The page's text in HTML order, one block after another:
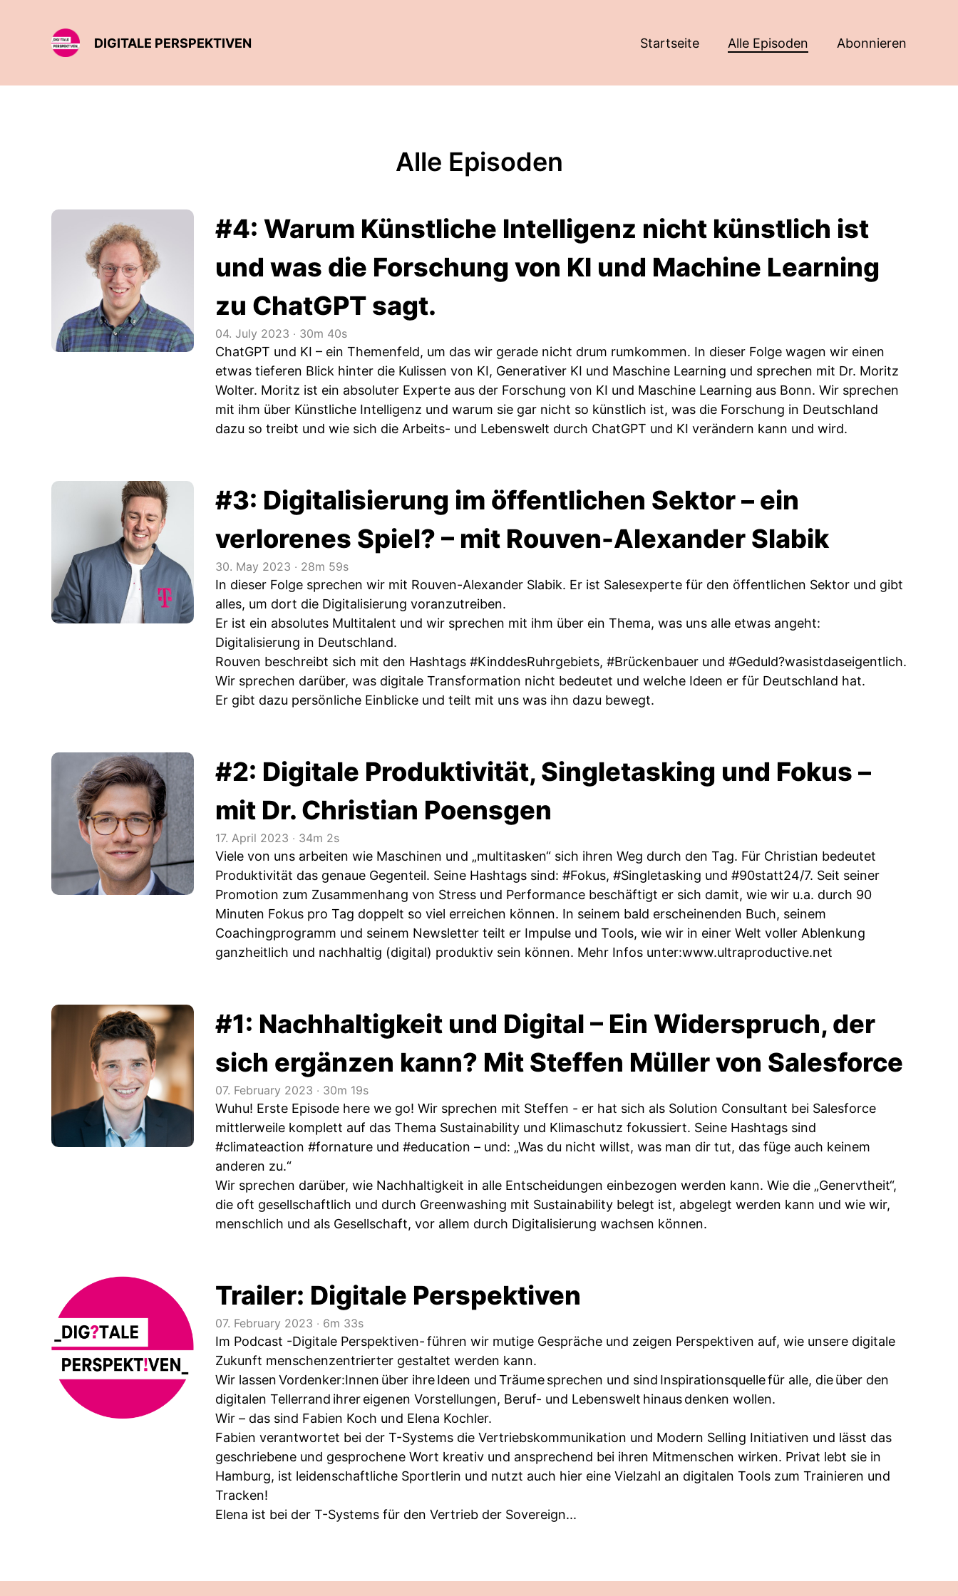
DIGITALE PERSPEKTIVEN Startseite Alle Episoden Abonnieren
Alle Episoden
#4: Warum Künstliche Intelligenz nicht künstlich ist
und was die Forschung von KI und Machine Learning
zu ChatGPT sagt.
04. July 2023 ‧ 30m 40s
ChatGPT und KI – ein Themenfeld, um das wir gerade nicht drum rumkommen. In dieser Folge wagen wir einen
etwas tieferen Blick hinter die Kulissen von KI, Generativer KI und Maschine Learning und sprechen mit Dr. Moritz
Wolter. Moritz ist ein absoluter Experte aus der Forschung von KI und Maschine Learning aus Bonn. Wir sprechen
mit ihm über Künstliche Intelligenz und warum sie gar nicht so künstlich ist, was die Forschung in Deutschland
dazu so treibt und wie sich die Arbeits- und Lebenswelt durch ChatGPT und KI verändern kann und wird.
#3: Digitalisierung im öffentlichen Sektor – ein
verlorenes Spiel? – mit Rouven-Alexander Slabik
30. May 2023 ‧ 28m 59s
In dieser Folge sprechen wir mit Rouven-Alexander Slabik. Er ist Salesexperte für den öffentlichen Sektor und gibt
alles, um dort die Digitalisierung voranzutreiben.
Er ist ein absolutes Multitalent und wir sprechen mit ihm über ein Thema, was uns alle etwas angeht:
Digitalisierung in Deutschland.
Rouven beschreibt sich mit den Hashtags #KinddesRuhrgebiets, #Brückenbauer und #Geduld?wasistdaseigentlich.
Wir sprechen darüber, was digitale Transformation nicht bedeutet und welche Ideen er für Deutschland hat.
Er gibt dazu persönliche Einblicke und teilt mit uns was ihn dazu bewegt.
#2: Digitale Produktivität, Singletasking und Fokus –
mit Dr. Christian Poensgen
17. April 2023 ‧ 34m 2s
Viele von uns arbeiten wie Maschinen und „multitasken“ sich ihren Weg durch den Tag. Für Christian bedeutet
Produktivität das genaue Gegenteil. Seine Hashtags sind: #Fokus, #Singletasking und #90statt24/7. Seit seiner
Promotion zum Zusammenhang von Stress und Performance beschäftigt er sich damit, wie wir u.a. durch 90
Minuten Fokus pro Tag doppelt so viel erreichen können. In seinem bald erscheinenden Buch, seinem
Coachingprogramm und seinem Newsletter teilt er Impulse und Tools, wie wir in einer Welt voller Ablenkung
ganzheitlich und nachhaltig (digital) produktiv sein können. Mehr Infos unter:www.ultraproductive.net
#1: Nachhaltigkeit und Digital – Ein Widerspruch, der
sich ergänzen kann? Mit Steffen Müller von Salesforce
07. February 2023 ‧ 30m 19s
Wuhu! Erste Episode here we go! Wir sprechen mit Steffen - er hat sich als Solution Consultant bei Salesforce
mittlerweile komplett auf das Thema Sustainability und Klimaschutz fokussiert. Seine Hashtags sind
#climateaction #fornature und #education – und: „Was du nicht willst, was man dir tut, das füge auch keinem
anderen zu.“
Wir sprechen darüber, wie Nachhaltigkeit in alle Entscheidungen einbezogen werden kann. Wie die „Genervtheit“,
die oft gesellschaftlich und durch Greenwashing mit Sustainability belegt ist, abgelegt werden kann und wie wir,
menschlich und als Gesellschaft, vor allem durch Digitalisierung wachsen können.
Trailer: Digitale Perspektiven
07. February 2023 ‧ 6m 33s
Im Podcast -Digitale Perspektiven- führen wir mutige Gespräche und zeigen Perspektiven auf, wie unsere digitale
Zukunft menschenzentrierter gestaltet werden kann.
Wir lassen Vordenker:Innen über ihre Ideen und Träume sprechen und sind Inspirationsquelle für alle, die über den
digitalen Tellerrand ihrer eigenen Vorstellungen, Beruf- und Lebenswelt hinaus denken wollen.
Wir – das sind Fabien Koch und Elena Kochler.
Fabien verantwortet bei der T-Systems die Vertriebskommunikation und Modern Selling Initiativen und lässt das
geschriebene und gesprochene Wort kreativ und ansprechend bei ihren Mitmenschen wirken. Privat lebt sie in
Hamburg, ist leidenschaftliche Sportlerin und nutzt auch hier eine Vielzahl an digitalen Tools zum Trainieren und
Tracken!
Elena ist bei der T-Systems für den Vertrieb der Sovereign...